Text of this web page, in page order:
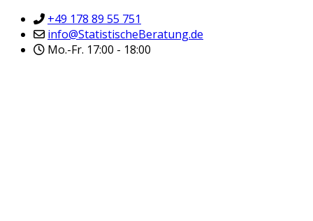
+49 178 89 55 751
info@StatistischeBeratung.de
Mo.-Fr. 17:00 - 18:00